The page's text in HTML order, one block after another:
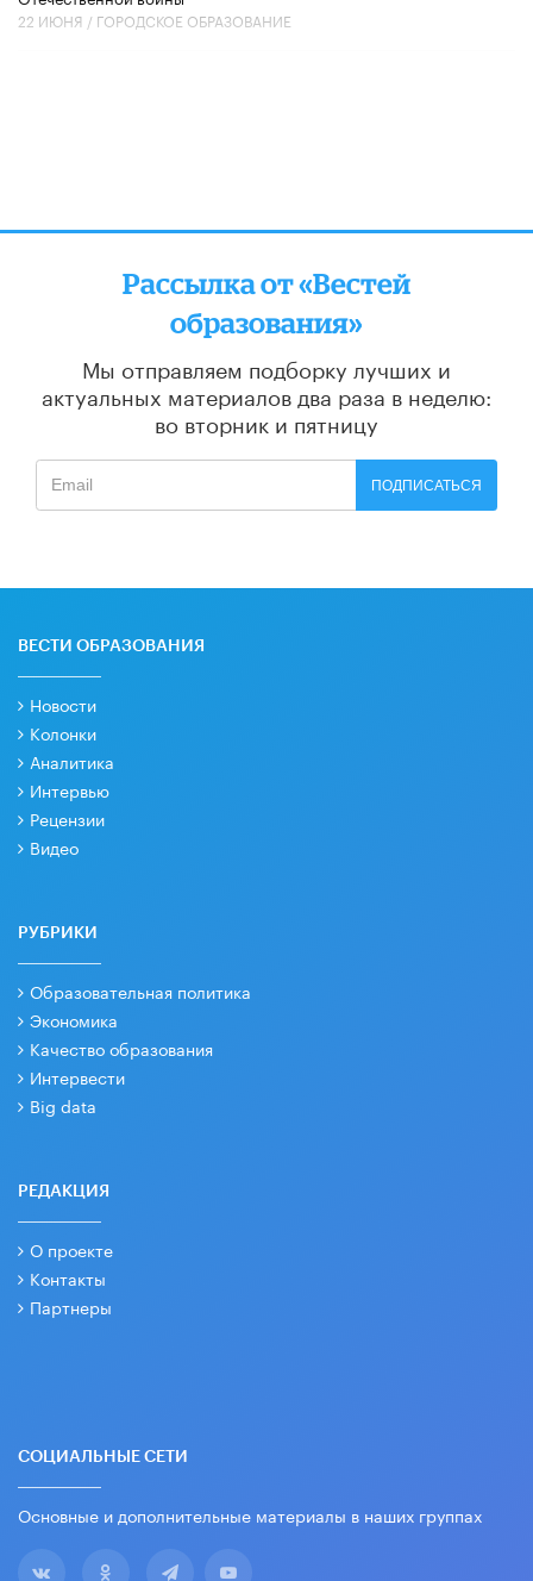
22 ИЮНЯ / ГОРОДСКОЕ ОБРАЗОВАНИЕ
Рассылка от «Вестей
образования»
Мы отправляем подборку лучших и
актуальных материалов два раза в неделю:
во вторник и пятницу
ПОДПИСАТЬСЯ
ВЕСТИ ОБРАЗОВАНИЯ
Новости
Колонки
Аналитика
Интервью
Рецензии
Видео
РУБРИКИ
Образовательная политика
Экономика
Качество образования
Интервести
Big data
РЕДАКЦИЯ
О проекте
Контакты
Партнеры
СОЦИАЛЬНЫЕ СЕТИ
Основные и дополнительные материалы в наших группах